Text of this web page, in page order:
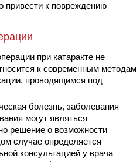
привести к повреждению
при катаракте не
к современным методам
проводящимся под
болезнь, заболевания
могут являться
решение о возможности
случае определяется
консультацией у врача